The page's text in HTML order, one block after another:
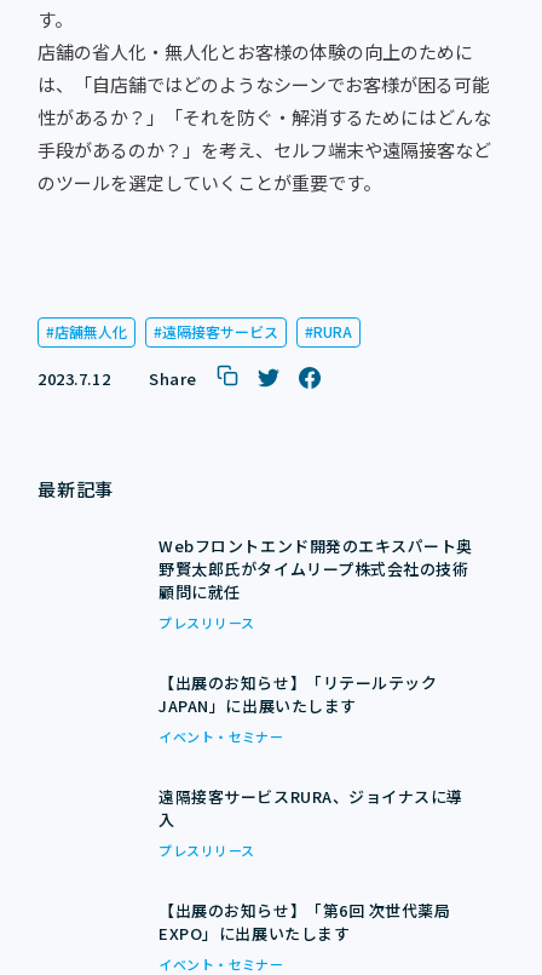
す。
店舗の省人化・無人化とお客様の体験の向上のために
は、「自店舗ではどのようなシーンでお客様が困る可能
性があるか？」「それを防ぐ・解消するためにはどんな
手段があるのか？」を考え、セルフ端末や遠隔接客など
のツールを選定していくことが重要です。
店舗無人化 遠隔接客サービス RURA
2023.7.12 Share
最新記事
Webフロントエンド開発のエキスパート奥
野賢太郎氏がタイムリープ株式会社の技術
顧問に就任
プレスリリース
【出展のお知らせ】「リテールテック
JAPAN」に出展いたします
イベント・セミナー
遠隔接客サービスRURA、ジョイナスに導
入
プレスリリース
【出展のお知らせ】「第6回 次世代薬局
EXPO」に出展いたします
イベント・セミナー